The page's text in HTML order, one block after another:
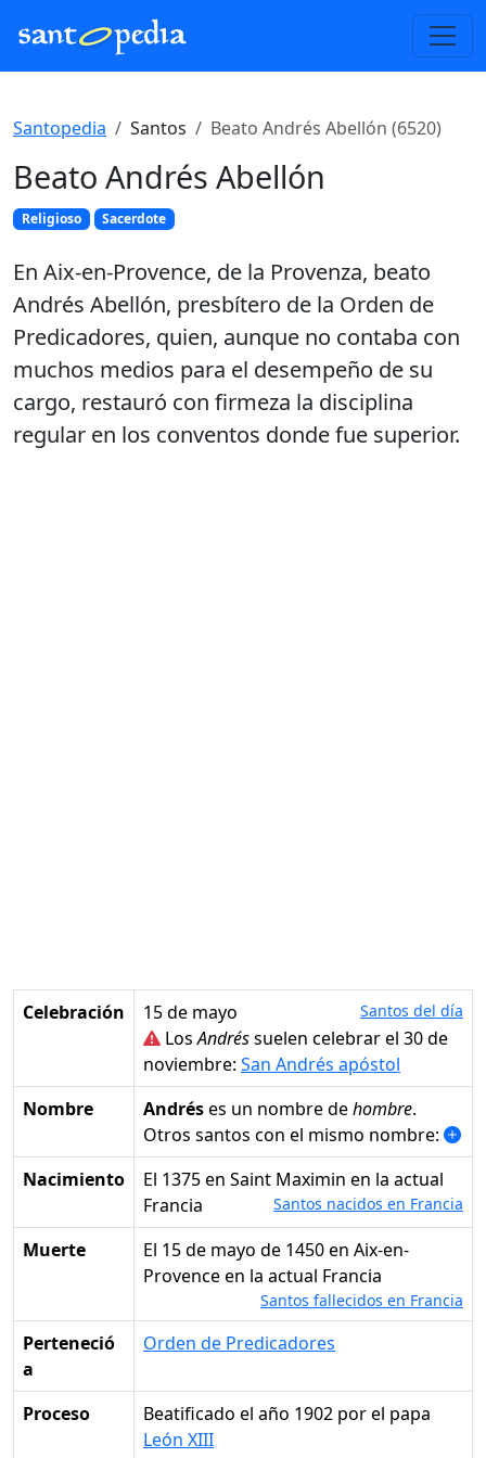
Santopedia Santos Beato Andrés Abellón (6520)
Beato Andrés Abellón
Religioso Sacerdote
En Aix-en-Provence, de la Provenza, beato
Andrés Abellón, presbítero de la Orden de
Predicadores, quien, aunque no contaba con
muchos medios para el desempeño de su
cargo, restauró con firmeza la disciplina
regular en los conventos donde fue superior.
Celebración 15 de mayo Santos del día
LosAndréssuelen celebrar el 30 de
noviembre: San Andrés apóstol
Nombre
Andréses un nombre dehombre.
Otros santos con el mismo nombre:
Nacimiento
el 1375 en Saint Maximin en la actual
Francia
Santos nacidos en Francia
Muerte
el 15 de mayo de 1450 en Aix-en-
Provence en la actual Francia
Santos fallecidos en Francia
Perteneció
a
Orden de Predicadores
Proceso
Beatificado el año 1902 por el papa
León XIII